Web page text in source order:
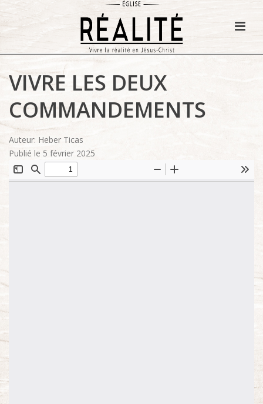
VIVRE LES DEUX
COMMANDEMENTS
Auteur: Heber Ticas
Publié le 5 février 2025